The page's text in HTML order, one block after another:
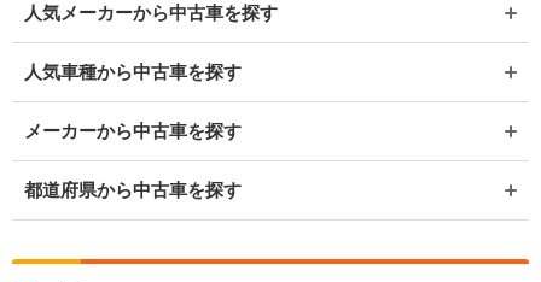
人気メーカーから中古車を探す
人気車種から中古車を探す
メーカーから中古車を探す
都道府県から中古車を探す